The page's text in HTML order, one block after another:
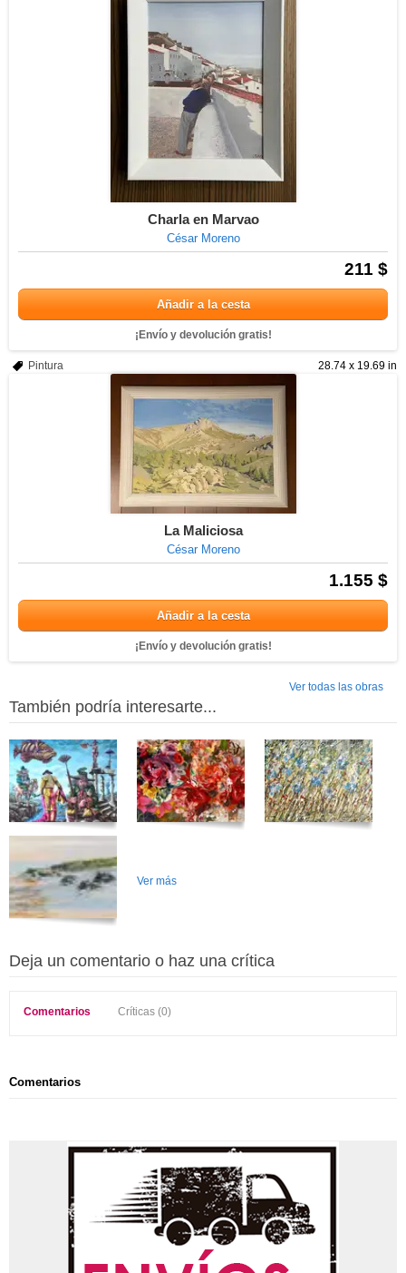
Charla en Marvao
César Moreno
211 $
Añadir a la cesta
¡Envío y devolución gratis!
28.74 x 19.69 in
Pintura
La Maliciosa
César Moreno
1.155 $
Añadir a la cesta
¡Envío y devolución gratis!
Ver todas las obras
También podría interesarte...
Ver más
Deja un comentario o haz una crítica
Comentarios Críticas (0)
Comentarios